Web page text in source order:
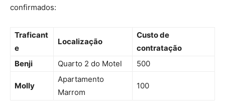
confirmados:
Traficant
e
Localização
Custo de
contratação
Benji
Quarto 2 do Motel 500
Molly
Apartamento
Marrom
100